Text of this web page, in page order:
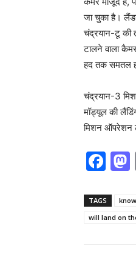
जा चुका है।
चंद्रयान-टू की
टालने वाला
हद तक समतल
चंद्रयान-3
मॉड्यूल की
मिशन ऑपरेशन
F
c
e
TAGS
will land on